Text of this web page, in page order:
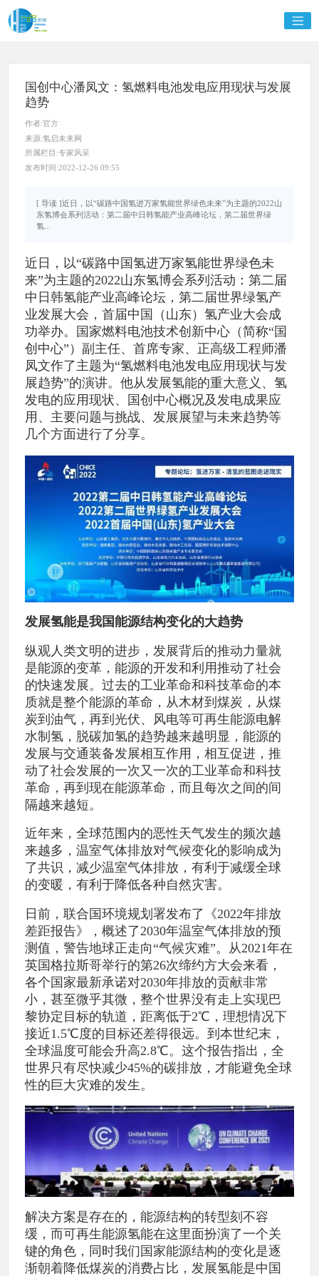
国创中心潘凤文：氢燃料电池发电应用现状与发展
趋势
作者:官方
来源:氢启未来网
所属栏目:专家风采
发布时间:2022-12-26 09:55
[ 导读 ]近日，以“碳路中国氢进万家氢能世界绿色未来”为主题的2022山
东氢博会系列活动：第二届中日韩氢能产业高峰论坛，第二届世界绿
氢...
近日，以“碳路中国氢进万家氢能世界绿色未
来”为主题的2022山东氢博会系列活动：第二届
中日韩氢能产业高峰论坛，第二届世界绿氢产
业发展大会，首届中国（山东）氢产业大会成
功举办。国家燃料电池技术创新中心（简称“国
创中心”）副主任、首席专家、正高级工程师潘
凤文作了主题为“氢燃料电池发电应用现状与发
展趋势”的演讲。他从发展氢能的重大意义、氢
发电的应用现状、国创中心概况及发电成果应
用、主要问题与挑战、发展展望与未来趋势等
几个方面进行了分享。
发展氢能是我国能源结构变化的大趋势
纵观人类文明的进步，发展背后的推动力量就
是能源的变革，能源的开发和利用推动了社会
的快速发展。过去的工业革命和科技革命的本
质就是整个能源的革命，从木材到煤炭，从煤
炭到油气，再到光伏、风电等可再生能源电解
水制氢，脱碳加氢的趋势越来越明显，能源的
发展与交通装备发展相互作用，相互促进，推
动了社会发展的一次又一次的工业革命和科技
革命，再到现在能源革命，而且每次之间的间
隔越来越短。
近年来，全球范围内的恶性天气发生的频次越
来越多，温室气体排放对气候变化的影响成为
了共识，减少温室气体排放，有利于减缓全球
的变暖，有利于降低各种自然灾害。
日前，联合国环境规划署发布了《2022年排放
差距报告》，概述了2030年温室气体排放的预
测值，警告地球正走向“气候灾难”。从2021年在
英国格拉斯哥举行的第26次缔约方大会来看，
各个国家最新承诺对2030年排放的贡献非常
小，甚至微乎其微，整个世界没有走上实现巴
黎协定目标的轨道，距离低于2℃，理想情况下
接近1.5℃度的目标还差得很远。到本世纪末，
全球温度可能会升高2.8℃。这个报告指出，全
世界只有尽快减少45%的碳排放，才能避免全球
性的巨大灾难的发生。
解决方案是存在的，能源结构的转型刻不容
缓，而可再生能源氢能在这里面扮演了一个关
键的角色，同时我们国家能源结构的变化是逐
渐朝着降低煤炭的消费占比，发展氢能是中国